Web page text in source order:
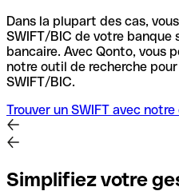
Dans la plupart des cas,
SWIFT/BIC de votre banque
bancaire. Avec Qonto, vous
notre outil de recherche
SWIFT/BIC.
Trouver un SWIFT avec
Simplifiez votre